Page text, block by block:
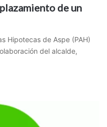
de un
Hipotecas de Aspe (PAH)
del alcalde,